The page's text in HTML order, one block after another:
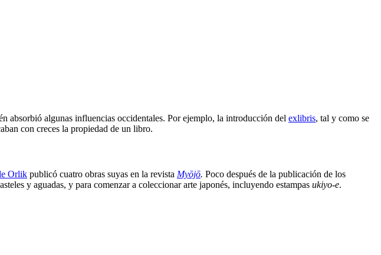
absorbió algunas influencias occidentales. Por ejemplo, la introducción del exlibris, tal y como se
con creces la propiedad de un libro.
Orlik publicó cuatro obras suyas en la revista Myōjō. Poco después de la publicación de los
y aguadas, y para comenzar a coleccionar arte japonés, incluyendo estampas ukiyo-e.